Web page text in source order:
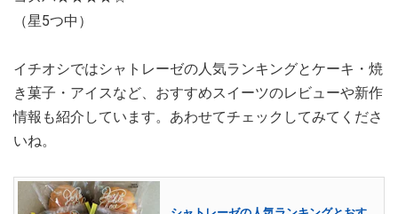
（星5つ中）
イチオシではシャトレーゼの人気ランキングとケーキ・焼
き菓子・アイスなど、おすすめスイーツのレビューや新作
情報も紹介しています。あわせてチェックしてみてくださ
いね。